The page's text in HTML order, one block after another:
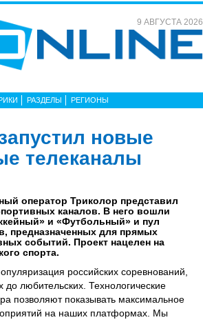
9 АВГУСТА 2026
РАЗДЕЛЫ РЕГИОНЫ
новые
телеканалы
оператор Триколор представил
каналов. В него вошли
и «Футбольный» и пул
предназначенных для прямых
событий. Проект нацелен на
спорта.
российских соревнований,
любительских. Технологические
позволяют показывать максимальное
на наших платформах. Мы